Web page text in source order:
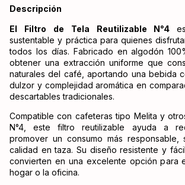
Descripción
El Filtro de Tela Reutilizable N°4
sustentable y práctica para quienes
todos los días. Fabricado en algodón
obtener una extracción uniforme que
naturales del café, aportando una bebida
dulzor y complejidad aromática en
descartables tradicionales.
Compatible con cafeteras tipo Melita y
N°4, este filtro reutilizable ayuda a
promover un consumo más responsable,
calidad en taza. Su diseño resistente y
convierten en una excelente opción para
hogar o la oficina.